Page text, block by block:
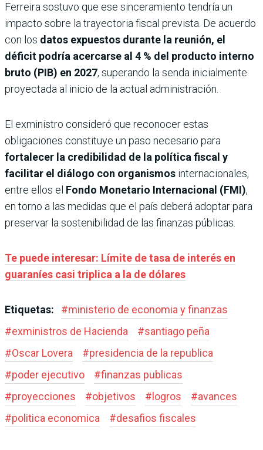
Ferreira sostuvo que ese sinceramiento tendría un
impacto sobre la trayectoria fiscal prevista. De acuerdo
con los datos expuestos durante la reunión, el
déficit podría acercarse al 4 % del producto interno
bruto (PIB) en 2027, superando la senda inicialmente
proyectada al inicio de la actual administración.
El exministro consideró que reconocer estas
obligaciones constituye un paso necesario para
fortalecer la credibilidad de la política fiscal y
facilitar el diálogo con organismos internacionales,
entre ellos el Fondo Monetario Internacional (FMI),
en torno a las medidas que el país deberá adoptar para
preservar la sostenibilidad de las finanzas públicas.
Te puede interesar: Límite de tasa de interés en
guaraníes casi triplica a la de dólares
Etiquetas: #ministerio de economia y finanzas
#exministros de Hacienda #santiago peña
#Oscar Lovera #presidencia de la republica
#poder ejecutivo #finanzas publicas
#proyecciones #objetivos # logros #avances
#politica economica #desafios fiscales